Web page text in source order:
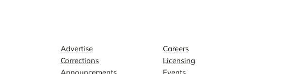
Advertise
Corrections
Careers
Licensing